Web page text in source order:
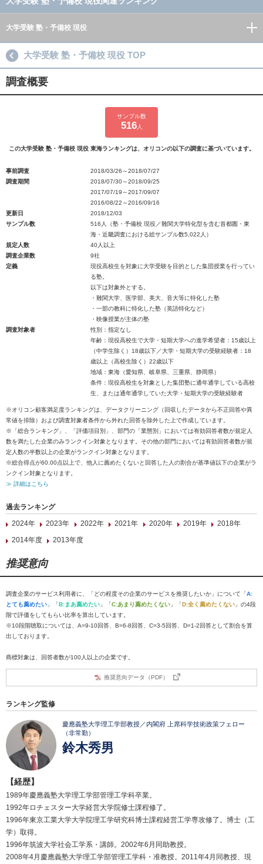
大学受験 塾・予備校 現役
大学受験 塾・予備校 現役 TOP
調査概要
サンプル数
516人
この大学受験 塾・予備校 現役 東海ランキングは、オリコンの以下の調査に基づいています。
事前調査
2018/03/26～2018/07/27
調査期間
2018/07/30～2018/09/25
2017/07/19～2017/09/07
2016/08/22～2016/09/16
更新日
2018/12/03
サンプル数
516人（塾・予備校 現役／難関大学特化型を含む首都圏・東
海・近畿調査における総サンプル数5,022人）
規定人数
40人以上
調査企業数
9社
定義
現役高校生を対象に大学受験を目的とした集団授業を行ってい
る塾。
以下は対象外とする。
・難関大学、医学部、美大、音大等に特化した塾
・一部の教科に特化した塾（英語特化など）
・映像授業が主体の塾
調査対象者
性別：指定なし
年齢：現役高校生で大学・短期大学への進学希望者：15歳以上
（中学生除く）18歳以下／大学・短期大学の受験経験者：18
歳以上（高校生除く）22歳以下
地域：東海（愛知県、岐阜県、三重県、静岡県）
条件：現役高校生を対象とした集団塾に通年通学している高校
生、または通年通学していた大学・短期大学の受験経験者
※オリコン顧客満足度ランキングは、データクリーニング（回収したデータから不正回答や異
常値を排除）および調査対象者条件から外れた回答を除外した上で作成しています。
※「総合ランキング」、「評価項目別」、部門の「業態別」においては有効回答者数が規定人
数を満たした企業のみランクイン対象となります。その他の部門においては有効回答者数が規
定人数の半数以上の企業がランクイン対象となります。
※総合得点が60.00点以上で、他人に薦めたくないと回答した人の割合が基準値以下の企業がラ
ンクイン対象となります。
≫ 詳細はこちら
過去ランキング
2024年
2023年 2022年 2021年 2020年 2019年
2018年
2014年度
2013年度
推奨意向
調査企業のサービス利用者に、「どの程度その企業のサービスを推奨したいか」について「A:
とても薦めたい 」「B:まあ薦めたい 」「C:あまり薦めたくない 」「D:全く薦めたくない 」の4段
階で評価をしてもらい比率を算出しています。
※10段階聴取については、A=9-10回答、B=6-8回答、C=3-5回答、D=1-2回答として割合を算
出しております。
商標対象は、回答者数が100人以上の企業です。
推奨意向データ（PDF）
ランキング監修
慶應義塾大学理工学部教授／内閣府 上席科学技術政策フェロー
（非常勤）
鈴木秀男
【経歴】
1989年慶應義塾大学理工学部管理工学科卒業。
1992年ロチェスター大学経営大学院修士課程修了。
1996年東京工業大学大学院理工学研究科博士課程経営工学専攻修了。博士（工
学）取得。
1996年筑波大学社会工学系・講師。2002年6月同助教授。
2008年4月慶應義塾大学理工学部管理工学科・准教授。2011年4月同教授、現